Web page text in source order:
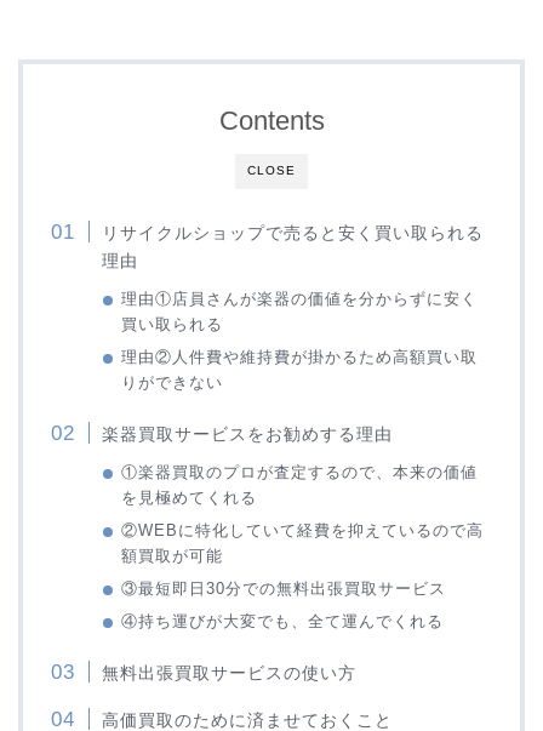
CLOSE
Contents
リサイクルショップで売ると安く買い取られる
理由
理由①店員さんが楽器の価値を分からずに安く
買い取られる
理由②人件費や維持費が掛かるため高額買い取
りができない
楽器買取サービスをお勧めする理由
①楽器買取のプロが査定するので、本来の価値
を見極めてくれる
②WEBに特化していて経費を抑えているので高
額買取が可能
③最短即日30分での無料出張買取サービス
④持ち運びが大変でも、全て運んでくれる
無料出張買取サービスの使い方
高価買取のために済ませておくこと